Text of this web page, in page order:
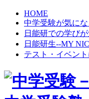
HOME
中学受験が気にな
日能研での学び
日能研生--MY
テスト・イベン